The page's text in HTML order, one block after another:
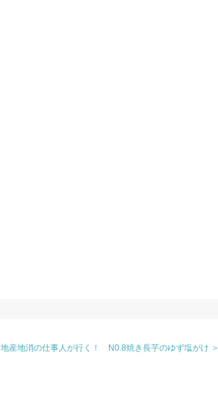
地産地消の仕事人が行く！ N0.8焼き長芋のゆず塩がけ ＞